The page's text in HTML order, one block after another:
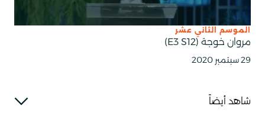
الموسم الثاني عشر
مروان خوجة (E3 S12)
29 سبتمبر 2020
شاهد أيضاً